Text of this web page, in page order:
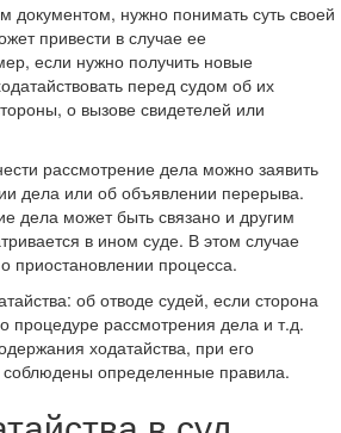
документом, нужно понимать суть своей
привести в случае ее
если нужно получить новые
перед судом об их
о вызове свидетелей или
рассмотрение дела можно заявить
дела или об объявлении перерыва.
дела может быть связано и другим
в ином суде. В этом случае
приостановлении процесса.
об отводе судей, если сторона
процедуре рассмотрения дела и т.д.
ходатайства, при его
определенные правила.